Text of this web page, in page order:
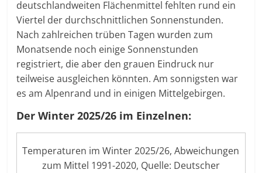
deutschlandweiten Flächenmittel fehlten rund ein
Viertel der durchschnittlichen Sonnenstunden.
Nach zahlreichen trüben Tagen wurden zum
Monatsende noch einige Sonnenstunden
registriert, die aber den grauen Eindruck nur
teilweise ausgleichen könnten. Am sonnigsten war
es am Alpenrand und in einigen Mittelgebirgen.
Der Winter 2025/26 im Einzelnen:
Temperaturen im Winter 2025/26, Abweichungen
zum Mittel 1991-2020, Quelle: Deutscher